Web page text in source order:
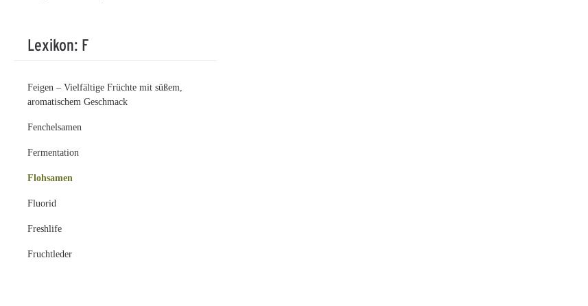
Lexikon: F
Feigen – Vielfältige Früchte mit süßem,
aromatischem Geschmack
Fenchelsamen
Fermentation
Flohsamen
Fluorid
Freshlife
Fruchtleder